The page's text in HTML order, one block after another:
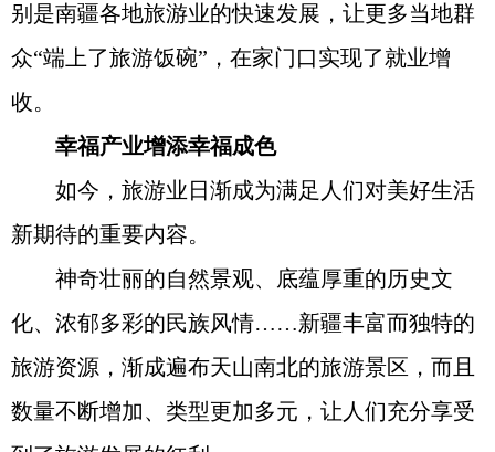
别是南疆各地旅游业的快速发展，让更多当地群
众“端上了旅游饭碗”，在家门口实现了就业增
收。
幸福产业增添幸福成色
如今，旅游业日渐成为满足人们对美好生活
新期待的重要内容。
神奇壮丽的自然景观、底蕴厚重的历史文
化、浓郁多彩的民族风情……新疆丰富而独特的
旅游资源，渐成遍布天山南北的旅游景区，而且
数量不断增加、类型更加多元，让人们充分享受